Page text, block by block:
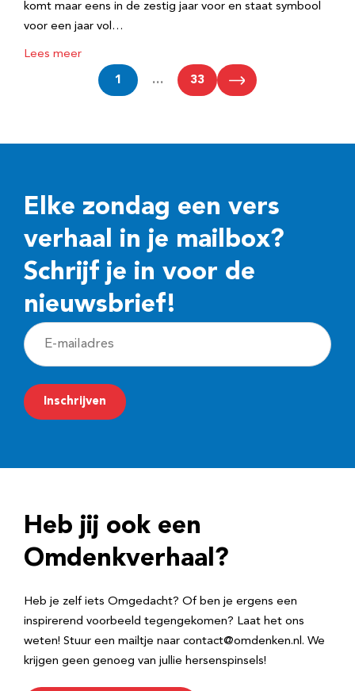
komt maar eens in de zestig jaar voor en staat symbool
voor een jaar vol…
Lees meer
1 … 33
Elke zondag een vers
verhaal in je mailbox?
Schrijf je in voor de
nieuwsbrief!
E
-
m
a
r
e
Inschrijven
Heb jij ook een
Omdenkverhaal?
Heb je zelf iets Omgedacht? Of ben je ergens een
inspirerend voorbeeld tegengekomen? Laat het ons
weten! Stuur een mailtje naar contact@omdenken.nl. We
krijgen geen genoeg van jullie hersenspinsels!